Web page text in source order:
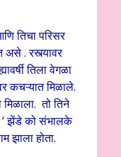
तिचा परिसर
. रस्त्यावर
तिला वेगळा
कचऱ्यात मिळाले.
तो तिने
झेंडे को संभालके
झाला होता.